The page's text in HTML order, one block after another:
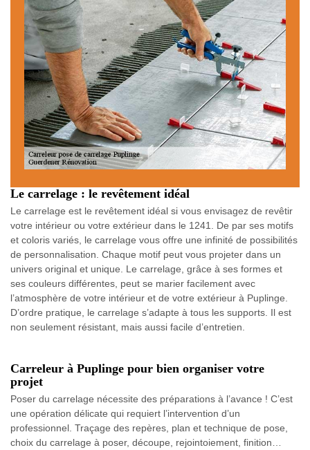
Le carrelage : le revêtement idéal
Le carrelage est le revêtement idéal si vous envisagez de revêtir
votre intérieur ou votre extérieur dans le 1241. De par ses motifs
et coloris variés, le carrelage vous offre une infinité de possibilités
de personnalisation. Chaque motif peut vous projeter dans un
univers original et unique. Le carrelage, grâce à ses formes et
ses couleurs différentes, peut se marier facilement avec
l’atmosphère de votre intérieur et de votre extérieur à Puplinge.
D’ordre pratique, le carrelage s’adapte à tous les supports. Il est
non seulement résistant, mais aussi facile d’entretien.
Carreleur à Puplinge pour bien organiser votre
projet
Poser du carrelage nécessite des préparations à l’avance ! C’est
une opération délicate qui requiert l’intervention d’un
professionnel. Traçage des repères, plan et technique de pose,
choix du carrelage à poser, découpe, rejointoiement, finition…